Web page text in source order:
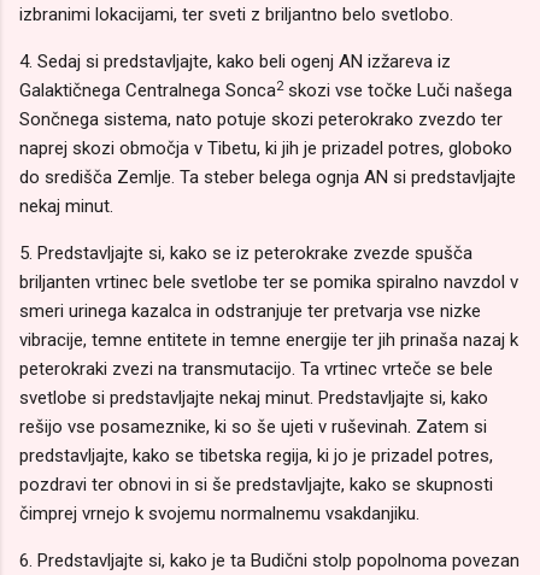
izbranimi lokacijami, ter sveti z briljantno belo svetlobo.
4. Sedaj si predstavljajte, kako beli ogenj AN izžareva iz
Galaktičnega Centralnega Sonca2skozi vse točke Luči našega
Sončnega sistema, nato potuje skozi peterokrako zvezdo ter
naprej skozi območja v Tibetu, ki jih je prizadel potres, globoko
do središča Zemlje. Ta steber belega ognja AN si predstavljajte
nekaj minut.
5. Predstavljajte si, kako se iz peterokrake zvezde spušča
briljanten vrtinec bele svetlobe ter se pomika spiralno navzdol v
smeri urinega kazalca in odstranjuje ter pretvarja vse nizke
vibracije, temne entitete in temne energije ter jih prinaša nazaj k
peterokraki zvezi na transmutacijo. Ta vrtinec vrteče se bele
svetlobe si predstavljajte nekaj minut. Predstavljajte si, kako
rešijo vse posameznike, ki so še ujeti v ruševinah. Zatem si
predstavljajte, kako se tibetska regija, ki jo je prizadel potres,
pozdravi ter obnovi in si še predstavljajte, kako se skupnosti
čimprej vrnejo k svojemu normalnemu vsakdanjiku.
6. Predstavljajte si, kako je ta Budični stolp popolnoma povezan